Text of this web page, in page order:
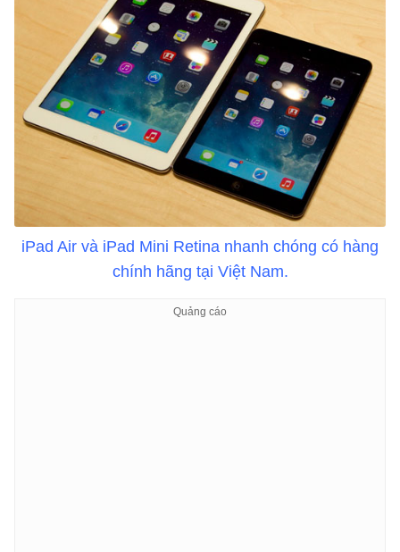
iPad Air và iPad Mini Retina nhanh chóng có hàng
chính hãng tại Việt Nam.